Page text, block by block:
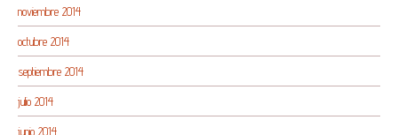
noviembre 2014
octubre 2014
septiembre 2014
julio 2014
junio 2014